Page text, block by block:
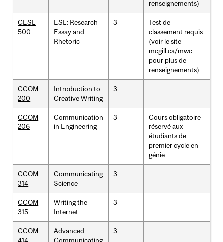
renseignements)
CESL
500
ESL: Research
Essay and
Rhetoric
3
Test de
classement requis
(voir le site
mcgill.ca/mwc
pour plus de
renseignements)
CCOM
200
Introduction to
Creative Writing
3
CCOM
206
Communication
in Engineering
3
Cours obligatoire
réservé aux
étudiants de
premier cycle en
génie
CCOM
314
Communicating
Science
3
CCOM
315
Writing the
Internet
3
CCOM
414
Advanced
Communicating
3